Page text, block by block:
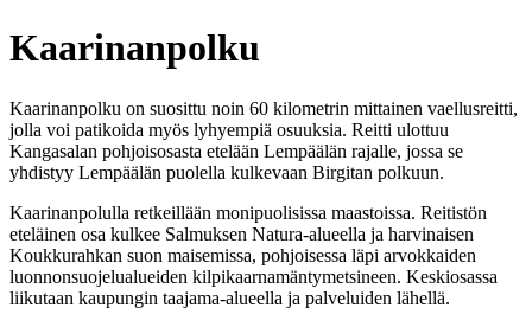
Kaarinanpolku
Kaarinanpolku on suosittu noin 60 kilometrin mittainen vaellusreitti,
jolla voi patikoida myös lyhyempiä osuuksia. Reitti ulottuu
Kangasalan pohjoisosasta etelään Lempäälän rajalle, jossa se
yhdistyy Lempäälän puolella kulkevaan Birgitan polkuun.
Kaarinanpolulla retkeillään monipuolisissa maastoissa. Reitistön
eteläinen osa kulkee Salmuksen Natura-alueella ja harvinaisen
Koukkurahkan suon maisemissa, pohjoisessa läpi arvokkaiden
luonnonsuojelualueiden kilpikaarnamäntymetsineen. Keskiosassa
liikutaan kaupungin taajama-alueella ja palveluiden lähellä.